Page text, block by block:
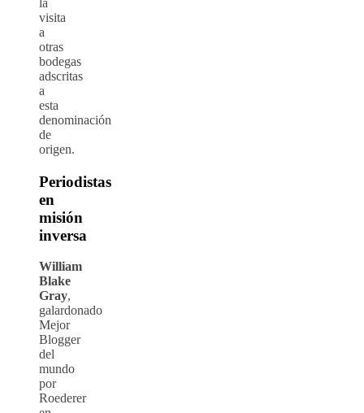
visita
a
otras
bodegas
adscritas
a
esta
denominación
de
origen.
Periodistas
en
misión
inversa
William
Blake
Gray,
galardonado
Mejor
Blogger
del
mundo
por
Roederer